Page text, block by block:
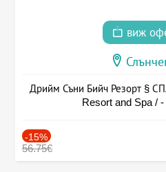
виж
Дрийм Съни Бийч Резорт §
Resort and Spa / -
-15%
56.75€